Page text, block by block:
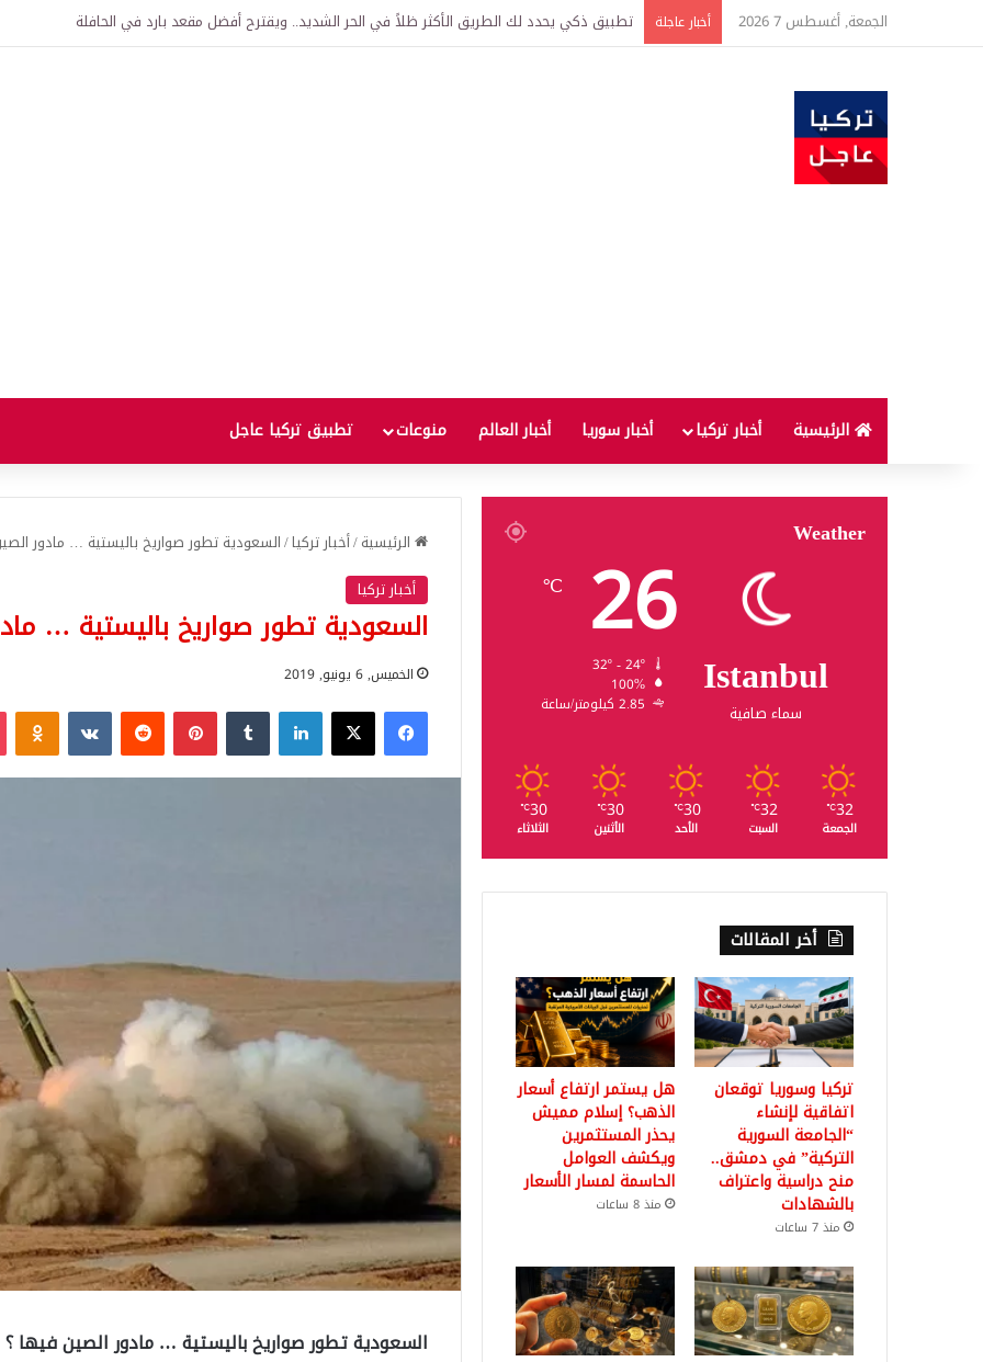
الجمعة, أغسطس 7 2026 أخبار عاجلة تركيا وسوريا توقعان اتفاقية لإنشاء “الجامعة السورية التركية” في دمشق.. منح دراسية واعتراف بالشهادات
الرئيسية أخبار تركيا أخبار سوريا أخبار العالم منوعات تطبيق تركيا عاجل
الرئيسية/أخبار تركيا/السعودية تطور صواريخ باليستية … مادور
أخبار تركيا
السعودية تطور صواريخ باليستية …
الخميس, 6 يونيو, 2019
فيسبوك‫X لينكدإن بينتيريست
السعودية تطور صواريخ باليستية … مادور الصين فيها ؟
Weather
Istanbul
سماء صافية
26
℃
100%
2.85 كيلومتر/ساعة
32
℃
الجمعة
32
℃
السبت
30
℃
الأحد
30
℃
الأثنين
30
℃
الثلاثاء
أخر المقالات
تركيا وسوريا توقعان
اتفاقية لإنشاء
“الجامعة السورية
التركية” في دمشق..
منح دراسية واعتراف
بالشهادات
منذ 7 ساعات
هل يستمر ارتفاع أسعار
الذهب؟ إسلام مميش
يحذر المستثمرين
ويكشف العوامل
الحاسمة لمسار الأسعار
منذ 8 ساعات